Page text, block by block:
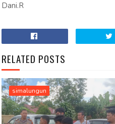
Dani.R
RELATED POSTS
simalungun